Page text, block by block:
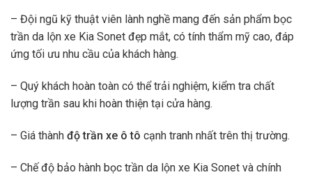
– Đội ngũ kỹ thuật viên lành nghề mang đến sản phẩm bọc
trần da lộn xe Kia Sonet đẹp mắt, có tính thẩm mỹ cao, đáp
ứng tối ưu nhu cầu của khách hàng.
– Quý khách hoàn toàn có thể trải nghiệm, kiểm tra chất
lượng trần sau khi hoàn thiện tại cửa hàng.
– Giá thành độ trần xe ô tô cạnh tranh nhất trên thị trường.
– Chế độ bảo hành bọc trần da lộn xe Kia Sonet và chính